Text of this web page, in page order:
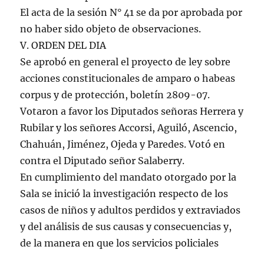
El acta de la sesión N° 41 se da por aprobada por
no haber sido objeto de observaciones.
V. ORDEN DEL DIA
Se aprobó en general el proyecto de ley sobre
acciones constitucionales de amparo o habeas
corpus y de protección, boletín 2809-07.
Votaron a favor los Diputados señoras Herrera y
Rubilar y los señores Accorsi, Aguiló, Ascencio,
Chahuán, Jiménez, Ojeda y Paredes. Votó en
contra el Diputado señor Salaberry.
En cumplimiento del mandato otorgado por la
Sala se inició la investigación respecto de los
casos de niños y adultos perdidos y extraviados
y del análisis de sus causas y consecuencias y,
de la manera en que los servicios policiales